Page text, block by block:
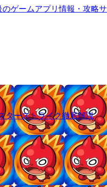
ターストライク徹底解説